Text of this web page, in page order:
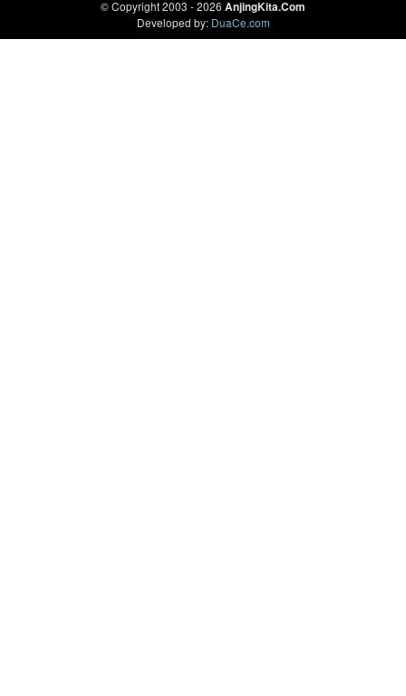
© Copyright 2003 - 2026 AnjingKita.Com
Developed by: DuaCe.com